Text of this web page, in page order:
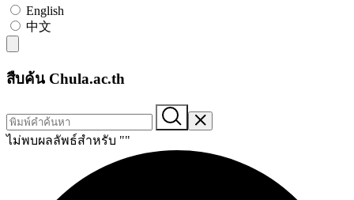
English
中文
สืบค้น Chula.ac.th
ไม่พบผลลัพธ์สำหรับ ""